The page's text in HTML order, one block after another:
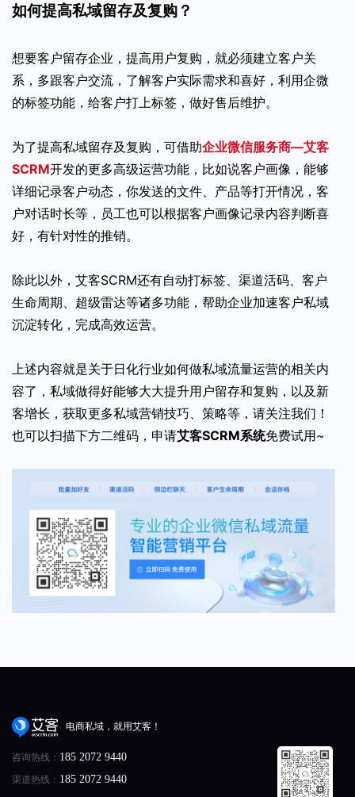
如何提高私域留存及复购？
想要客户留存企业，提高用户复购，就必须建立客户关
系，多跟客户交流，了解客户实际需求和喜好，利用企微
的标签功能，给客户打上标签，做好售后维护。
为了提高私域留存及复购，可借助企业微信服务商—艾客
SCRM开发的更多高级运营功能，比如说客户画像，能够
详细记录客户动态，你发送的文件、产品等打开情况，客
户对话时长等，员工也可以根据客户画像记录内容判断喜
好，有针对性的推销。
除此以外，艾客SCRM还有自动打标签、渠道活码、客户
生命周期、超级雷达等诸多功能，帮助企业加速客户私域
沉淀转化，完成高效运营。
上述内容就是关于日化行业如何做私域流量运营的相关内
容了，私域做得好能够大大提升用户留存和复购，以及新
客增长，获取更多私域营销技巧、策略等，请关注我们！
也可以扫描下方二维码，申请艾客SCRM系统免费试用~
电商私域，就用艾客！
咨询热线： 185 2072 9440
渠道热线： 185 2072 9440